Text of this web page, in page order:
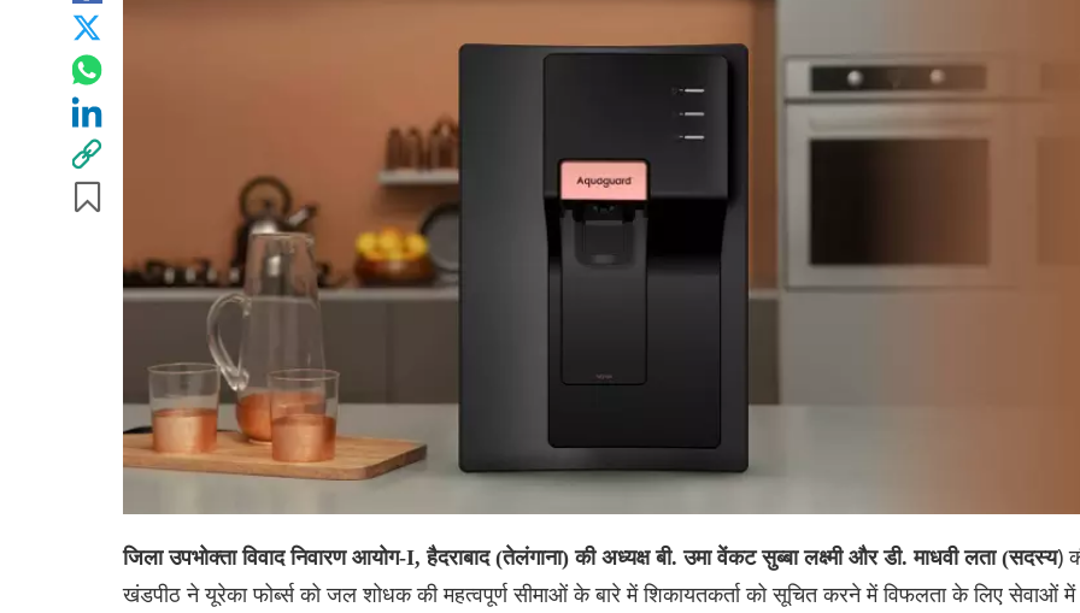
जिला उपभोक्ता विवाद निवारण आयोग-I, हैदराबाद (तेलंगाना) की अध्यक्ष बी. उमा वेंकट सुब्बा लक्ष्मी और डी. माधवी लता (सदस्य)
खंडपीठ ने यूरेका फोर्ब्स को जल शोधक की महत्वपूर्ण सीमाओं के बारे में शिकायतकर्ता को सूचित करने में विफलता के लिए सेवाओं में